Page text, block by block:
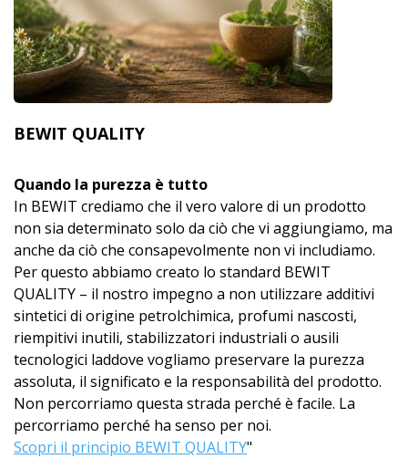
BEWIT QUALITY
Quando la purezza è tutto
In BEWIT crediamo che il vero valore di un prodotto
non sia determinato solo da ciò che vi aggiungiamo, ma
anche da ciò che consapevolmente non vi includiamo.
Per questo abbiamo creato lo standard BEWIT
QUALITY – il nostro impegno a non utilizzare additivi
sintetici di origine petrolchimica, profumi nascosti,
riempitivi inutili, stabilizzatori industriali o ausili
tecnologici laddove vogliamo preservare la purezza
assoluta, il significato e la responsabilità del prodotto.
Non percorriamo questa strada perché è facile. La
percorriamo perché ha senso per noi.
Scopri il principio BEWIT QUALITY"